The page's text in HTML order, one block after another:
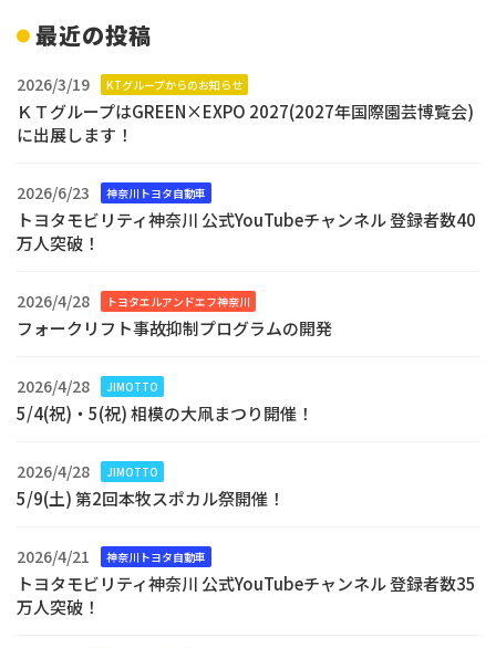
最近の投稿
2026/3/19 KTグループからのお知らせ
ＫＴグループはGREEN×EXPO 2027(2027年国際園芸博覧会)
に出展します！
2026/6/23 神奈川トヨタ自動車
トヨタモビリティ神奈川 公式YouTubeチャンネル 登録者数40
万人突破！
2026/4/28 トヨタエルアンドエフ神奈川
フォークリフト事故抑制プログラムの開発
2026/4/28 JIMOTTO
5/4(祝)・5(祝) 相模の大凧まつり開催！
2026/4/28 JIMOTTO
5/9(土) 第2回本牧スポカル祭開催！
2026/4/21 神奈川トヨタ自動車
トヨタモビリティ神奈川 公式YouTubeチャンネル 登録者数35
万人突破！